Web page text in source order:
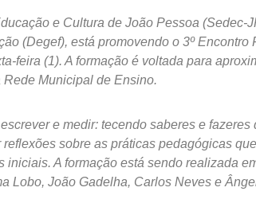
e Cultura de João Pessoa (Sedec-
(Degef), está promovendo o 3º Encontro
feira (1). A formação é voltada para
Rede Municipal de Ensino.
escrever e medir: tecendo saberes e
sobre as práticas pedagógicas
iniciais. A formação está sendo realizada
Lobo, João Gadelha, Carlos Neves e